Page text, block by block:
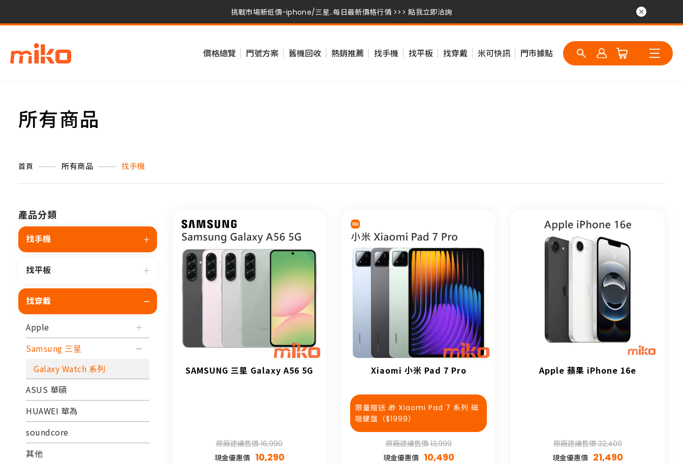
挑戰市場新低價-iphone/三星..每日最新價格行情 >>> 點我立即洽詢
挑戰市場新低價-iphone/三星..每日最新價格行情 >>> 點我立即洽詢
價格總覽 門號方案 舊機回收 熱銷推薦 找手機 找平板 找穿戴 米可快訊 門市據點
所有商品
首頁 所有商品 找手機
產品分類
找手機
找平板
找穿戴
Apple
Samsung 三星
Galaxy Watch 系列
ASUS 華碩
HUAWEI 華為
soundcore
其他
SAMSUNG 三星 Galaxy A56 5G
原廠建議售價 16,990
現金優惠價 10,290
Xiaomi 小米 Pad 7 Pro
限量贈送 🎁 Xiaomi Pad 7 系列 磁
吸鍵盤（$1999）
原廠建議售價 13,999
現金優惠價 10,490
Apple 蘋果 iPhone 16e
原廠建議售價 32,400
現金優惠價 21,490